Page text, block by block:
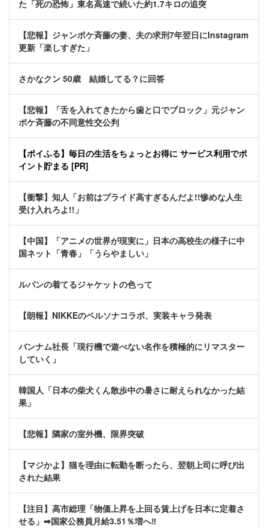
た「死の恐怖」東名高速で続いた約1.7キロの追突
【悲報】ジャンポケ斉藤の妻、夫の求刑7年翌日にInstagram
更新「楽しすぎた」
さかなクン 50歳 結婚してる？に回答
【悲報】「舌を入れてきたから歯と口でブロック」元ジャン
ポケ斉藤の不同意性交公判
【ポイふる】毎日の生活をちょっとお得に サービス利用でポ
イント貯まる [PR]
【衝撃】知人「お前はプライド高すぎるんだよ!!惨めな人生
受け入れろよ!!」
【中国】「アニメの世界が現実に」日本の高校生の様子に中
国ネット「青春」「うらやましい」
ルパンの着てるジャケットの色って
【朗報】NIKKEのペルソナコラボ、実装キャラ発表
バンナム社長「現行機で遊べない名作を積極的にリマスター
していく」
韓国人「日本の柴犬くん散歩中の暑さに耐えられなかった結
果」
【悲報】隣家の室外機、限界突破
【マジかよ】猫を理由に転勤を断ったら、翌朝上司に呼び出
された結果
【注目】高市総理「物価上昇を上回る賃上げを日本に定着さ
せる」➡国家公務員月給3.51％増へ‼